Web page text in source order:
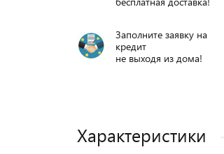
Заполните заявку на
кредит
не выходя из дома!
Характеристики